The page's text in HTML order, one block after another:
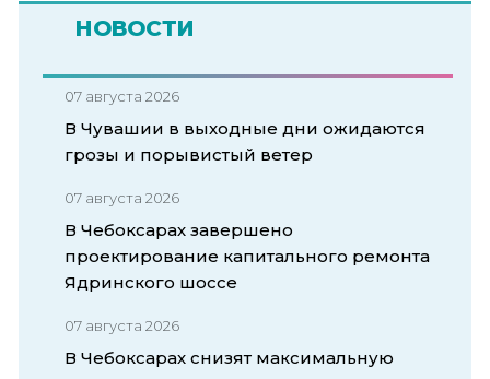
НОВОСТИ
07 августа 2026
В Чувашии в выходные дни ожидаются
грозы и порывистый ветер
07 августа 2026
В Чебоксарах завершено
проектирование капитального ремонта
Ядринского шоссе
07 августа 2026
В Чебоксарах снизят максимальную